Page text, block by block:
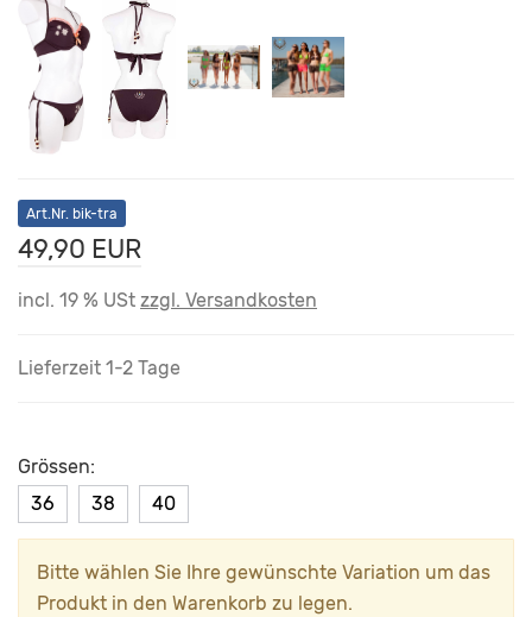
Art.Nr. bik-tra
49,90 EUR
incl. 19 % USt zzgl. Versandkosten
Lieferzeit 1-2 Tage
Grössen:
36
38 40
Bitte wählen Sie Ihre gewünschte Variation um das
Produkt in den Warenkorb zu legen.